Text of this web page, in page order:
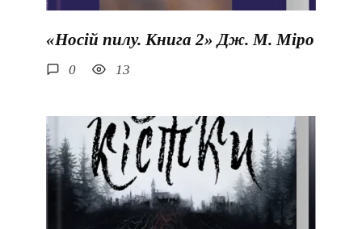
«Носій пилу. Книга 2» Дж. М. Міро
0 13